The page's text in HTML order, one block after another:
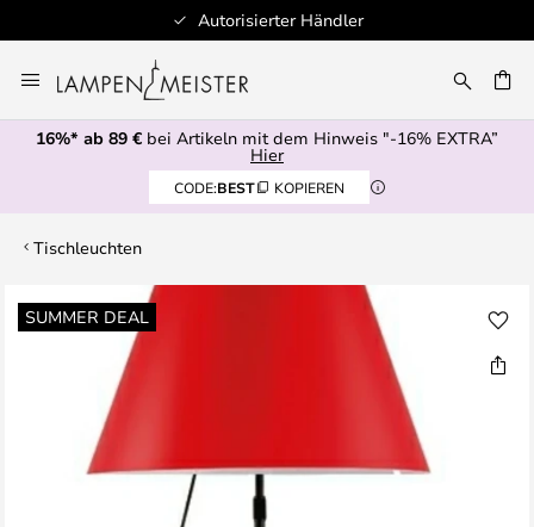
Autorisierter Händler
Inhalt
springen
16%* ab 89 € bei Artikeln mit dem Hinweis "-16% EXTRA”
Hier
CODE:BEST KOPIEREN
Tischleuchten
SUMMER DEAL
Zum
Ende